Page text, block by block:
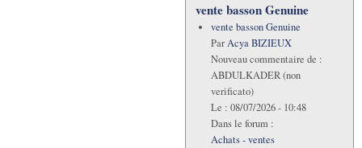
vente basson Genuine
vente basson Genuine
ParAcya BIZIEUX
Nouveau commentaire de :
ABDULKADER (non
verificato)
Le : 08/07/2026 - 10:48
Dans le forum :
Achats - ventes